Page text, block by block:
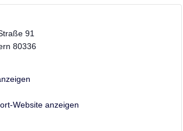
91
80336
Website anzeigen